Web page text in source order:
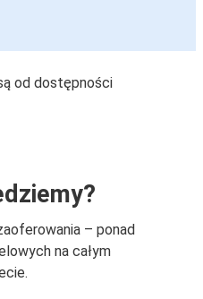
od dostępności
– ponad
na całym